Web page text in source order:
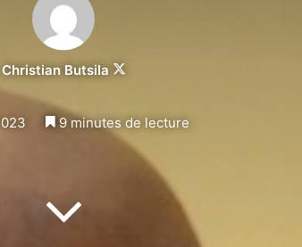
Christian Butsila
Follow
9 minutes de lecture